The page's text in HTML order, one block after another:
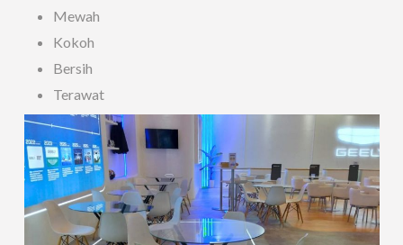
Mewah
Kokoh
Bersih
Terawat